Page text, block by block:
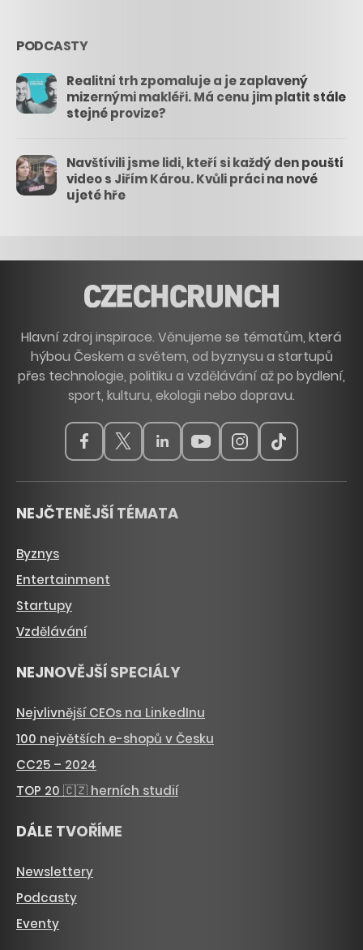
PODCASTY
Realitní trh zpomaluje a je zaplavený
mizernými makléři. Má cenu jim platit stále
stejné provize?
Navštívili jsme lidi, kteří si každý den pouští
video s Jiřím Károu. Kvůli práci na nové
ujeté hře
Hlavní zdroj inspirace. Věnujeme se tématům, která
hýbou Českem a světem, od byznysu a startupů
přes technologie, politiku a vzdělávání až po bydlení,
sport, kulturu, ekologii nebo dopravu.
NEJČTENĚJŠÍ TÉMATA
Byznys
Entertainment
Startupy
Vzdělávání
NEJNOVĚJŠÍ SPECIÁLY
Nejvlivnější CEOs na LinkedInu
100 největších e-shopů v Česku
CC25 – 2024
TOP 20 🇨🇿 herních studií
DÁLE TVOŘÍME
Newslettery
Podcasty
Eventy